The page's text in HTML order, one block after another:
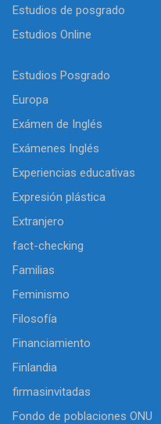
Estudios de posgrado
Estudios Online
Estudios Posgrado
Europa
Exámen de Inglés
Exámenes Inglés
Experiencias educativas
Expresión plástica
Extranjero
fact-checking
Familias
Feminismo
Filosofía
Financiamiento
Finlandia
firmasinvitadas
Fondo de poblaciones ONU